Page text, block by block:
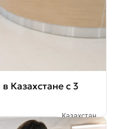
Казахстане с 3
Казахстан